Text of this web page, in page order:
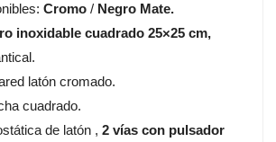
Cromo / Negro Mate.
inoxidable cuadrado 25×25 cm,
latón cromado.
cuadrado.
de latón ,2 vías con pulsador